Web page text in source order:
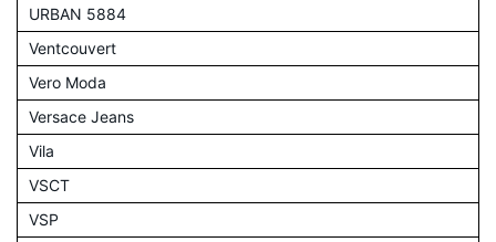
URBAN 5884
Ventcouvert
Vero Moda
Versace Jeans
Vila
VSCT
VSP